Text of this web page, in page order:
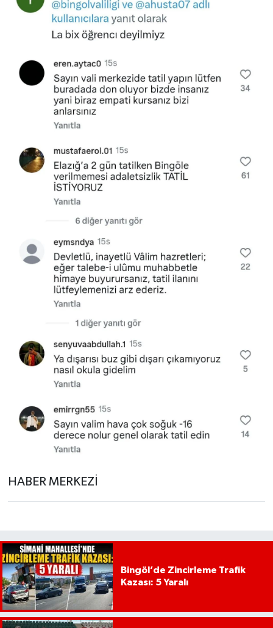
HABER MERKEZİ
Bingöl’de Zincirleme Trafik
Kazası: 5 Yaralı